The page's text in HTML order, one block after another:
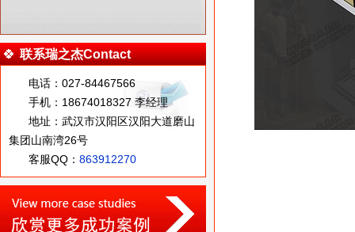
联系瑞之杰Contact
电话：027-84467566
手机：18674018327 李经理
地址：武汉市汉阳区汉阳大道磨山
集团山南湾26号
客服QQ： 863912270